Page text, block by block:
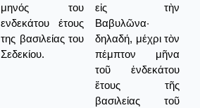
μηνός του
ενδεκάτου έτους
της βασιλείας του
Σεδεκίου.
εἰς τὴν
Βαβυλῶνα·
δηλαδή, μέχρι τὸν
πέμπτον μῆνα
τοῦ ἐνδεκάτου
ἔτους τῆς
βασιλείας τοῦ